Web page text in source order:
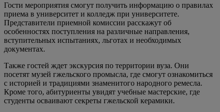
Гости мероприятия смогут получить информацию о правилах
приема в университет и колледж при университете.
Представители приемной комиссии расскажут об
особенностях поступления на различные направления,
вступительных испытаниях, льготах и необходимых
документах.
Также гостей ждет экскурсия по территории вуза. Они
посетят музей гжельского промысла, где смогут ознакомиться
с историей и традициями знаменитого народного ремесла.
Кроме того, абитуриенты увидят учебные мастерские, где
студенты осваивают секреты гжельской керамики.